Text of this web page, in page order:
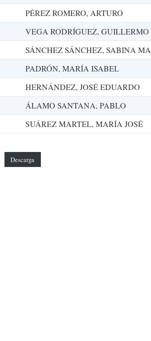
PÉREZ ROMERO, ARTURO
VEGA RODRÍGUEZ, GUILLERMO
SÁNCHEZ SÁNCHEZ, SABINA
PADRÓN, MARÍA ISABEL
HERNÁNDEZ, JOSÉ EDUARDO
ÁLAMO SANTANA, PABLO
SUÁREZ MARTEL, MARÍA JOSÉ
Descarga